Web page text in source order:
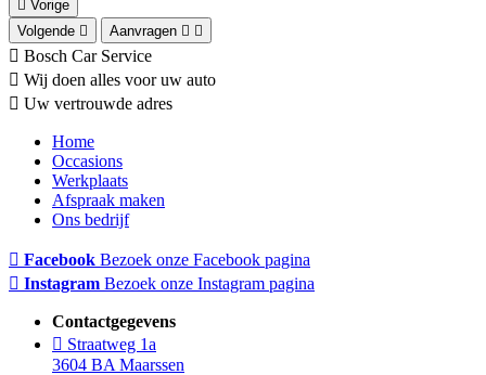
Vorige
Volgende
Aanvragen
Bosch Car Service
Wij doen alles voor uw auto
Uw vertrouwde adres
Home
Occasions
Werkplaats
Afspraak maken
Ons bedrijf
Facebook Bezoek onze Facebook pagina
Instagram Bezoek onze Instagram pagina
Contactgegevens
Straatweg 1a
3604 BA Maarssen